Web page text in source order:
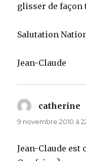
glisser de façon
Salutation
Jean-Claude
catherine
9 novembre 2010 à
Jean-Claude